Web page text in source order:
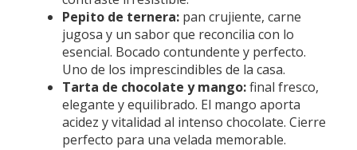
Pepito de ternera: pan crujiente, carne
jugosa y un sabor que reconcilia con lo
esencial. Bocado contundente y perfecto.
Uno de los imprescindibles de la casa.
Tarta de chocolate y mango:final fresco,
elegante y equilibrado. El mango aporta
acidez y vitalidad al intenso chocolate. Cierre
perfecto para una velada memorable.